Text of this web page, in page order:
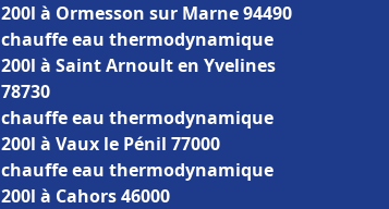
200l à Ormesson sur Marne 94490
chauffe eau thermodynamique
200l à Saint Arnoult en Yvelines
78730
chauffe eau thermodynamique
200l à Vaux le Pénil 77000
chauffe eau thermodynamique
200l à Cahors 46000